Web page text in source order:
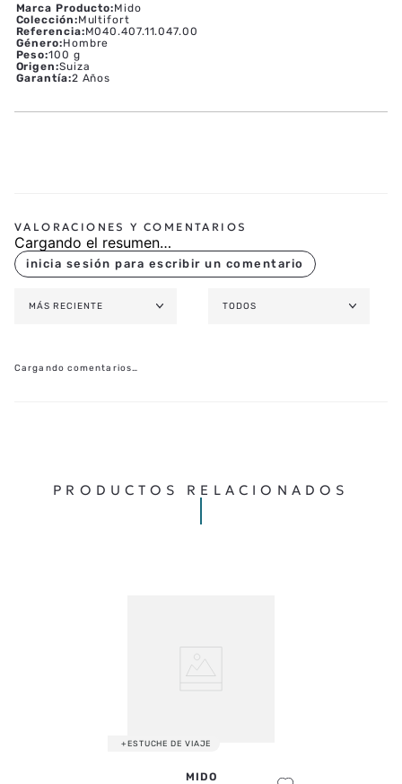
Marca Producto:Mido
Colección:Multifort
Referencia:M040.407.11.047.00
Género:Hombre
Peso:100 g
Origen:Suiza
Garantía:2 Años
Cargando el resumen…
MÁS RECIENTE TODOS
Cargando comentarios…
PRODUCTOS RELACIONADOS
+ESTUCHE DE VIAJE
MIDO